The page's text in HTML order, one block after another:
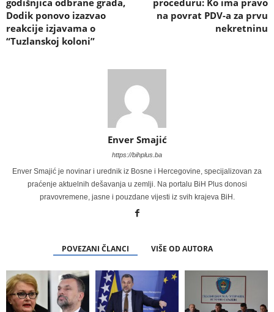
godišnjica odbrane grada,
Dodik ponovo izazvao
reakcije izjavama o
“Tuzlanskoj koloni”
proceduru: Ko ima pravo
na povrat PDV-a za prvu
nekretninu
Enver Smajić
https://bihplus.ba
Enver Smajić je novinar i urednik iz Bosne i Hercegovine, specijalizovan za
praćenje aktuelnih dešavanja u zemlji. Na portalu BiH Plus donosi
pravovremene, jasne i pouzdane vijesti iz svih krajeva BiH.
POVEZANI ČLANCI VIŠE OD AUTORA